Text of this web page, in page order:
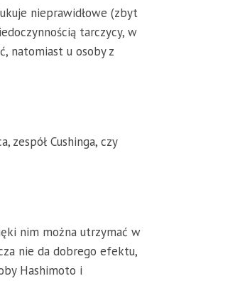
nieprawidłowe (zbyt
tarczycy, w
natomiast u osoby z
zespół Cushinga, czy
nim można utrzymać w
nie da dobrego efektu,
Hashimoto i